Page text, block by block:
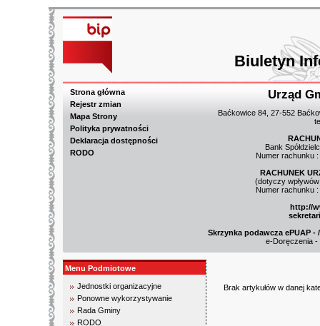
Biuletyn
Strona główna
Rejestr zmian
Mapa Strony
Polityka prywatności
Deklaracja dostępności
RODO
Urząd
Baćkowice 84, 27-552
Bank
Numer rachunku
RACHUNEK
(dotyczy
Numer rachunku
http://
Skrzynka podawcza ePUAP -
e-Doręczenia -
Menu Podmiotowe
Jednostki organizacyjne
Ponowne wykorzystywanie
Rada Gminy
RODO
Brak artykułów w danej